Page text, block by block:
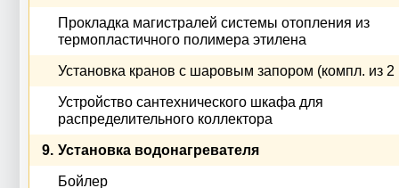
Прокладка магистралей системы отопления из
термопластичного полимера этилена
Установка кранов с шаровым запором (компл. из 2
Устройство сантехнического шкафа для
распределительного коллектора
9. Установка водонагревателя
Бойлер